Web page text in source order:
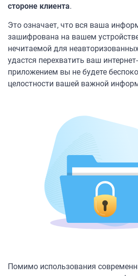
стороне клиента.
Это означает, что вся ваша
зашифрована на вашем
нечитаемой для
удастся перехватить ваш
приложением вы не будете
целостности вашей важной
Помимо использования